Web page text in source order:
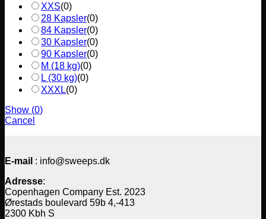
XXS(0)
28 Kapsler(0)
84 Kapsler(0)
30 Kapsler(0)
90 Kapsler(0)
M (18 kg)(0)
L (30 kg)(0)
XXXL(0)
Show (0)
Cancel
E-mail : info@sweeps.dk
Adresse:
Copenhagen Company Est. 2023
Ørestads boulevard 59b 4,-413
2300 Kbh S